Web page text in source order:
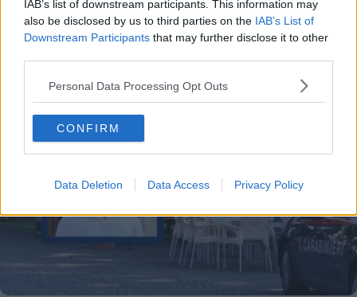
IAB’s list of downstream participants. This information may
also be disclosed by us to third parties on the IAB’s List of
Downstream Participants that may further disclose it to other
Personal Data Processing Opt Outs
CONFIRM
Data Deletion Data Access Privacy Policy
tetto di una
falegnameria,
danneggiati alcuni
pannelli fotovoltaici
è la città dove si vive
meglio in Italia